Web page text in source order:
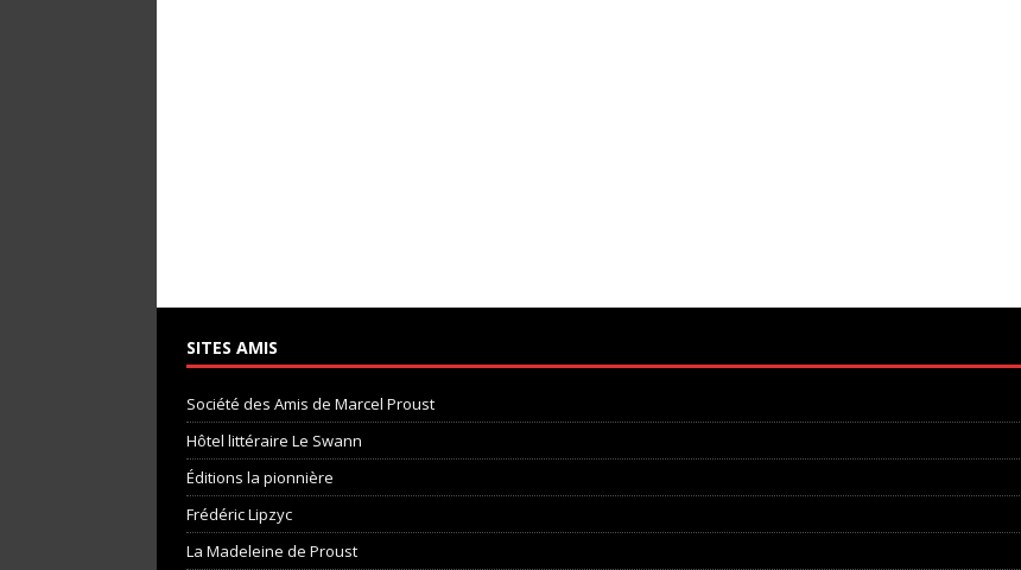
SITES AMIS
Société des Amis de Marcel Proust
Hôtel littéraire Le Swann
Éditions la pionnière
Frédéric Lipzyc
La Madeleine de Proust